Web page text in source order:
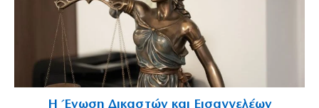
Η Ένωση Δικαστών και Εισαγγελέων